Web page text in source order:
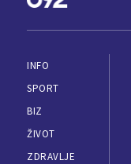
INFO
SPORT
BIZ
ŽIVOT
ZDRAVLJE